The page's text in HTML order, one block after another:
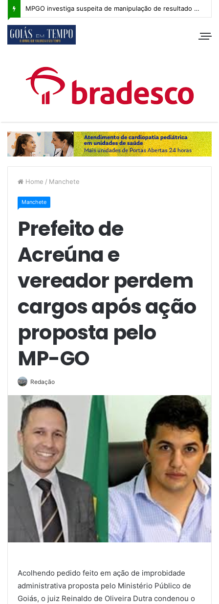
MPGO investiga suspeita de manipulação de resultado na Copa Goiás Sub-20
Home / Manchete
Manchete
Prefeito de
Acreúna e
vereador perdem
cargos após ação
proposta pelo
MP-GO
Redação
Acolhendo pedido feito em ação de improbidade
administrativa proposta pelo Ministério Público de
Goiás, o juiz Reinaldo de Oliveira Dutra condenou o